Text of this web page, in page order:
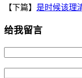
【下篇】 是时候该理
给我留言